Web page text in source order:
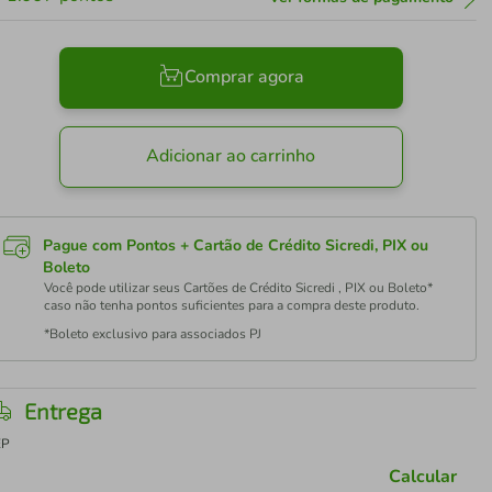
Comprar agora
Adicionar ao carrinho
Pague com Pontos + Cartão de Crédito Sicredi, PIX ou
Boleto
Você pode utilizar seus Cartões de Crédito Sicredi , PIX ou Boleto*
caso não tenha pontos suficientes para a compra deste produto.
*Boleto exclusivo para associados PJ
Entrega
Calcular